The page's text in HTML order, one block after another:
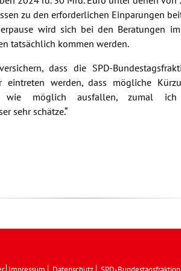
zu den erforderlichen Einparungen
wird sich bei den Beratungen
tatsächlich kommen werden.
dass die SPD-
eintreten werden, dass mögliche
wie möglich ausfallen, zumal
sehr schätze.“